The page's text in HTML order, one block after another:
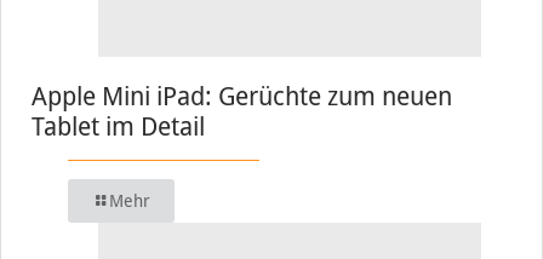
Apple Mini iPad: Gerüchte zum neuen
Tablet im Detail
Mehr